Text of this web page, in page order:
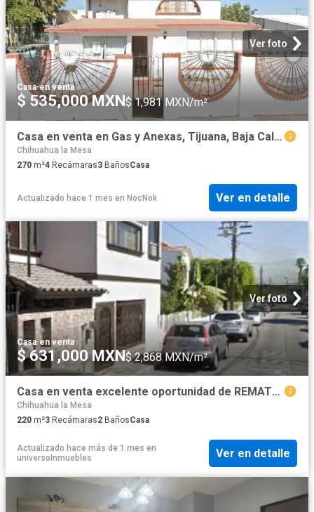
Ver foto
Casa·en venta
$ 535,000 MXN$ 1,981 MXN/m²
Casa en venta en Gas y Anexas, Tijuana, Baja California
Chihuahua la Mesa
270 m²4 Recámaras3 BañosCasa
Actualizado hace 1 mes en NocNok Ver en detalle
Ver foto
Casa·en venta
$ 631,000 MXN$ 2,868 MXN/m²
Casa en venta excelente oportunidad de REMATE BANCARIO
Chihuahua la Mesa
220 m²3 Recámaras2 BañosCasa
Actualizado hace más de 1 mes en
universoInmuebles
Ver en detalle